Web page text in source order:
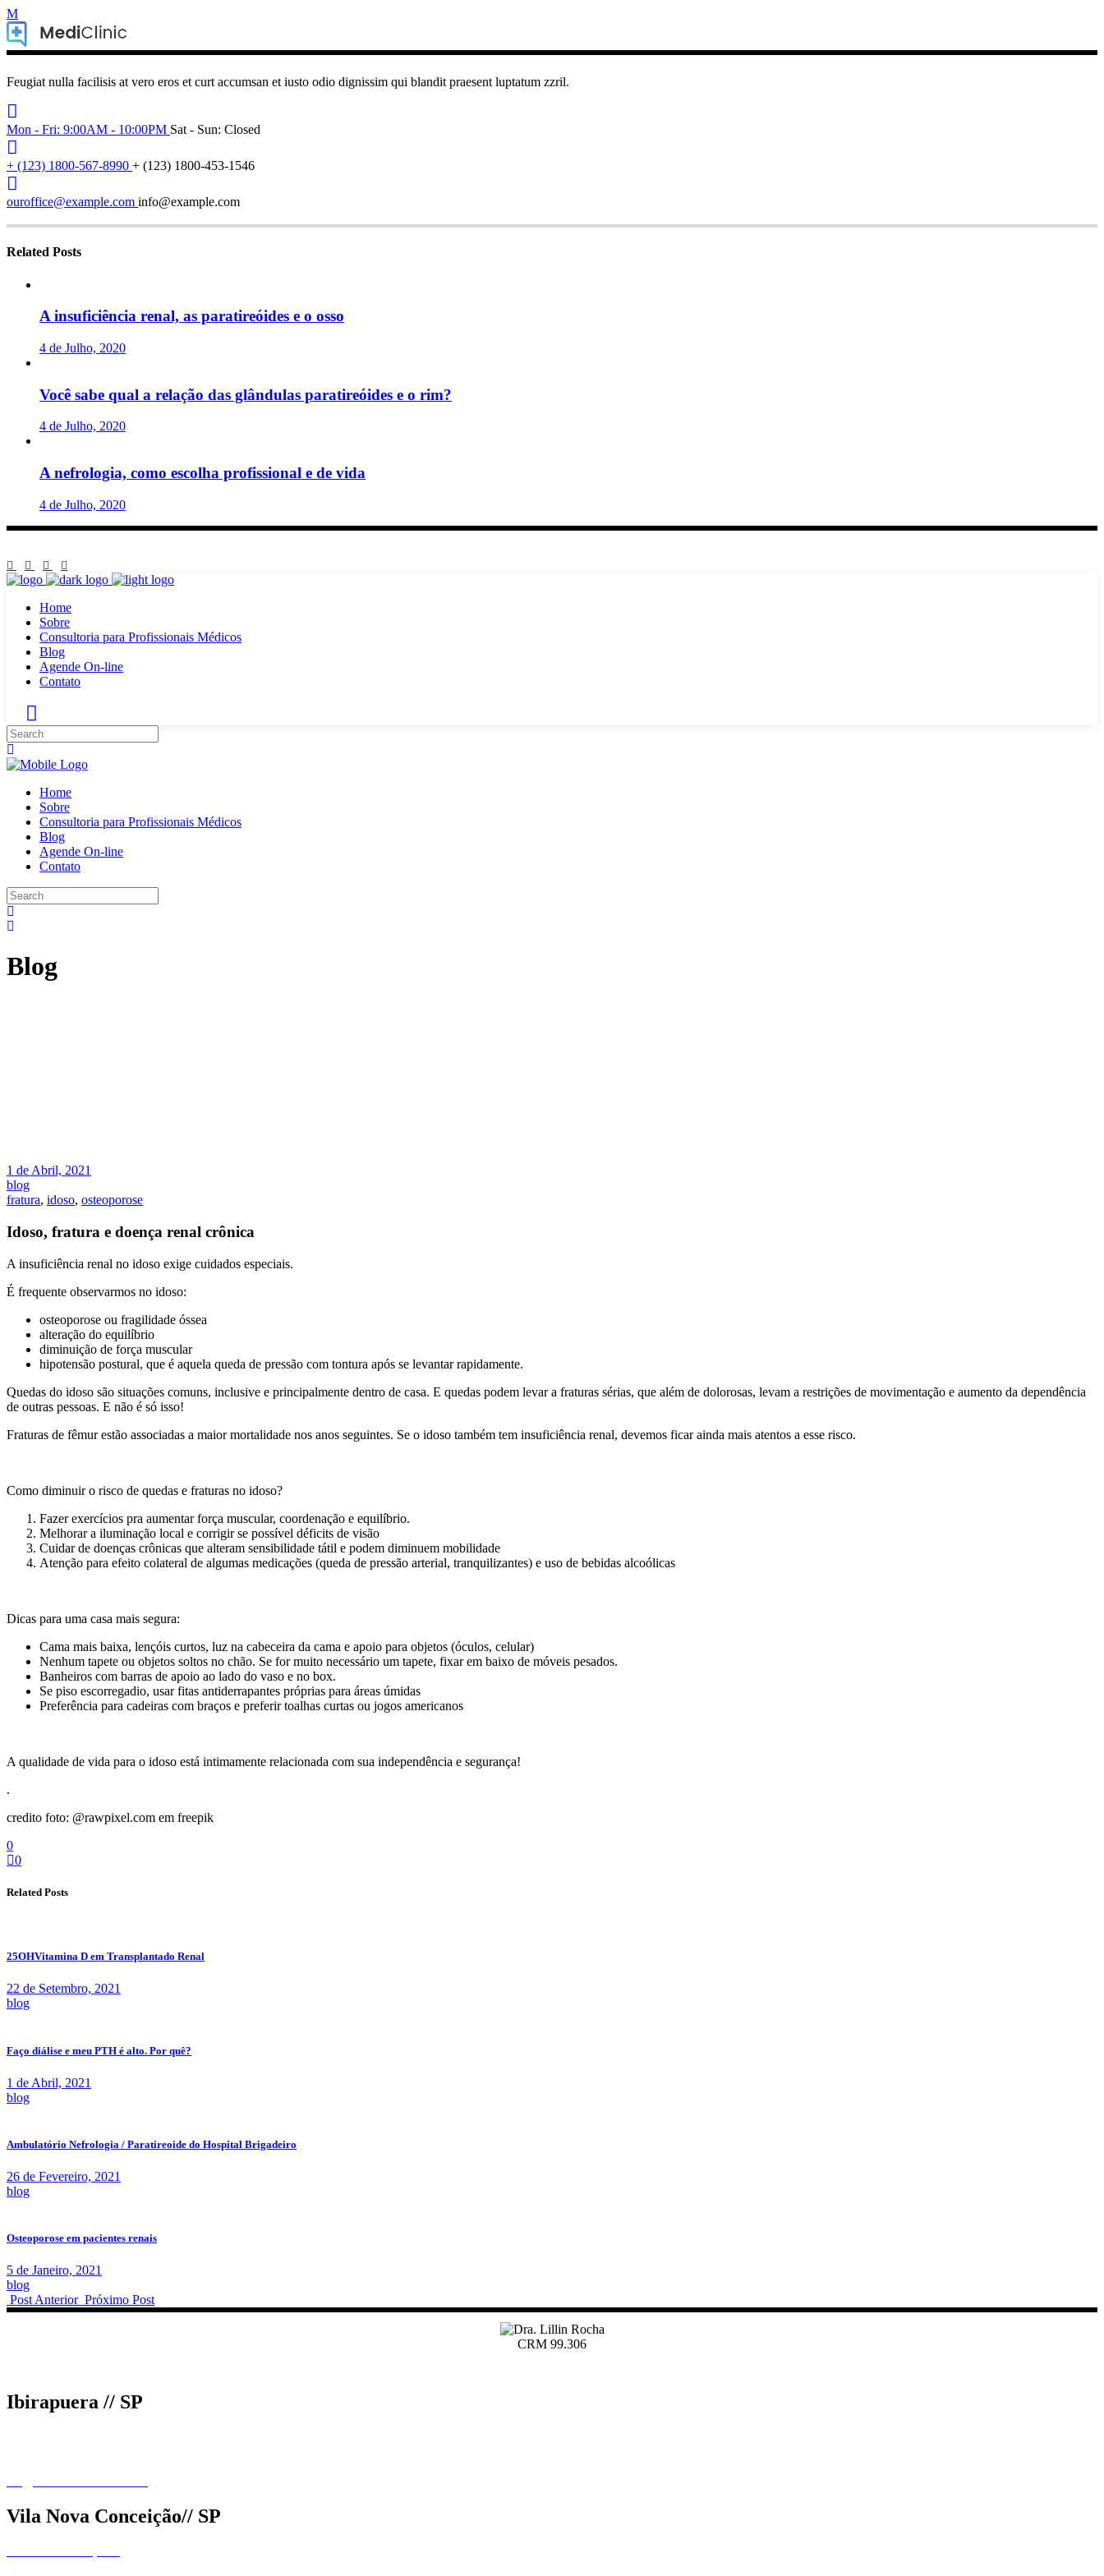
Feugiat nulla facilisis at vero eros et curt accumsan et iusto odio dignissim qui blandit praesent luptatum zzril.
Mon - Fri: 9:00AM - 10:00PM Sat - Sun: Closed
+ (123) 1800-567-8990 + (123) 1800-453-1546
ouroffice@example.com info@example.com
Related Posts
A insuficiência renal, as paratireóides e o osso
4 de Julho, 2020
Você sabe qual a relação das glândulas paratireóides e o rim?
4 de Julho, 2020
A nefrologia, como escolha profissional e de vida
4 de Julho, 2020
Home
Sobre
Consultoria para Profissionais Médicos
Blog
Agende On-line
Contato
Home
Sobre
Consultoria para Profissionais Médicos
Blog
Agende On-line
Contato
Blog
1 de Abril, 2021
blog
fratura, idoso, osteoporose
Idoso, fratura e doença renal crônica
A insuficiência renal no idoso exige cuidados especiais.
É frequente observarmos no idoso:
osteoporose ou fragilidade óssea
alteração do equilíbrio
diminuição de força muscular
hipotensão postural, que é aquela queda de pressão com tontura após se levantar rapidamente.
Quedas do idoso são situações comuns, inclusive e principalmente dentro de casa. E quedas podem levar a fraturas sérias, que além de dolorosas, levam a restrições de movimentação e aumento da dependência
de outras pessoas. E não é só isso!
Fraturas de fêmur estão associadas a maior mortalidade nos anos seguintes. Se o idoso também tem insuficiência renal, devemos ficar ainda mais atentos a esse risco.
Como diminuir o risco de quedas e fraturas no idoso?
Fazer exercícios pra aumentar força muscular, coordenação e equilíbrio.
Melhorar a iluminação local e corrigir se possível déficits de visão
Cuidar de doenças crônicas que alteram sensibilidade tátil e podem diminuem mobilidade
Atenção para efeito colateral de algumas medicações (queda de pressão arterial, tranquilizantes) e uso de bebidas alcoólicas
Dicas para uma casa mais segura:
Cama mais baixa, lençóis curtos, luz na cabeceira da cama e apoio para objetos (óculos, celular)
Nenhum tapete ou objetos soltos no chão. Se for muito necessário um tapete, fixar em baixo de móveis pesados.
Banheiros com barras de apoio ao lado do vaso e no box.
Se piso escorregadio, usar fitas antiderrapantes próprias para áreas úmidas
Preferência para cadeiras com braços e preferir toalhas curtas ou jogos americanos
A qualidade de vida para o idoso está intimamente relacionada com sua independência e segurança!
.
credito foto: @rawpixel.com em freepik
0
0
Related Posts
25OHVitamina D em Transplantado Renal
22 de Setembro, 2021
blog
Faço diálise e meu PTH é alto. Por quê?
1 de Abril, 2021
blog
Ambulatório Nefrologia / Paratireoide do Hospital Brigadeiro
26 de Fevereiro, 2021
blog
Osteoporose em pacientes renais
5 de Janeiro, 2021
blog
Post Anterior Próximo Post
CRM 99.306
Ibirapuera // SP
Vila Nova Conceição// SP